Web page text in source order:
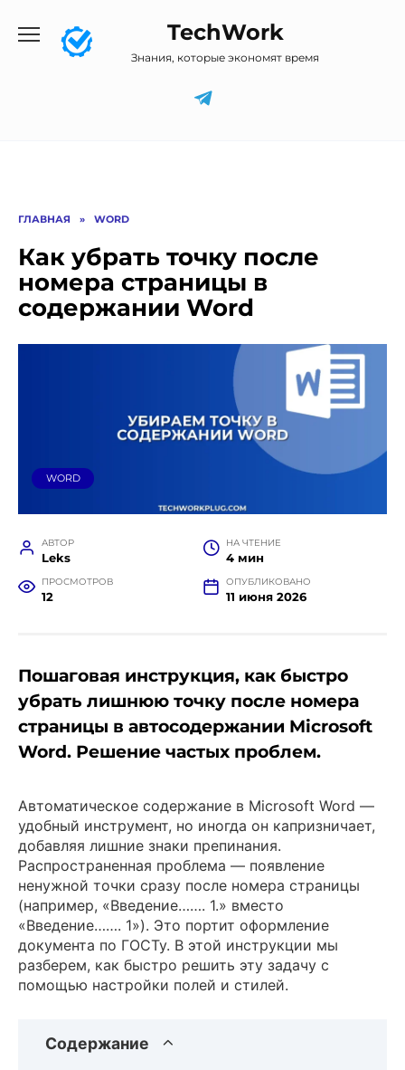
содержанию
TechWork
Знания, которые экономят время
ГЛАВНАЯ » WORD
Как убрать точку после
номера страницы в
содержании Word
WORD
АВТОР
Leks
НА ЧТЕНИЕ
4 мин
ПРОСМОТРОВ
12
ОПУБЛИКОВАНО
11 июня 2026
Пошаговая инструкция, как быстро
убрать лишнюю точку после номера
страницы в автосодержании Microsoft
Word. Решение частых проблем.
Автоматическое содержание в Microsoft Word —
удобный инструмент, но иногда он капризничает,
добавляя лишние знаки препинания.
Распространенная проблема — появление
ненужной точки сразу после номера страницы
(например, «Введение……. 1.» вместо
«Введение……. 1»). Это портит оформление
документа по ГОСТу. В этой инструкции мы
разберем, как быстро решить эту задачу с
помощью настройки полей и стилей.
Содержание